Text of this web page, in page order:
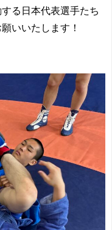
る日本代表選手たち
いいたします！